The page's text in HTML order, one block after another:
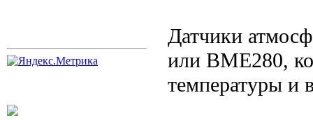
Датчики
или BME280,
температуры и